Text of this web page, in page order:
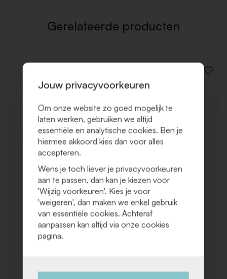
Gerelateerde producten
VOEG
Jouw privacyvoorkeuren
Om onze website zo goed mogelijk te
laten werken, gebruiken we altijd
essentiële en analytische cookies. Ben je
hiermee akkoord kies dan voor alles
accepteren.
Wens je toch liever je privacyvoorkeuren
aan te passen, dan kan je kiezen voor
'Wijzig voorkeuren'. Kies je voor
'weigeren', dan maken we enkel gebruik
van essentiële cookies. Achteraf
aanpassen kan altijd via onze cookies
pagina.